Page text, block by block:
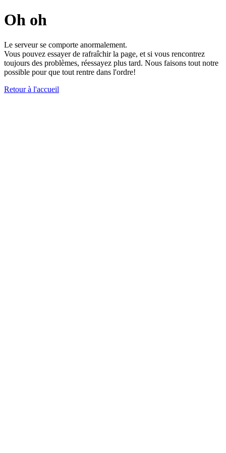
Oh oh
Le serveur se comporte anormalement.
Vous pouvez essayer de rafraîchir la page, et si vous rencontrez
toujours des problèmes, réessayez plus tard. Nous faisons tout notre
possible pour que tout rentre dans l'ordre!
Retour à l'accueil